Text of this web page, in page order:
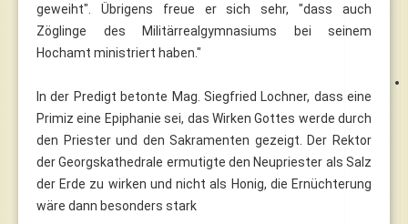
geweiht". Übrigens freue er sich sehr, "dass auch
Zöglinge des Militärrealgymnasiums bei seinem
Hochamt ministriert haben."
In der Predigt betonte Mag. Siegfried Lochner, dass eine
Primiz eine Epiphanie sei, das Wirken Gottes werde durch
den Priester und den Sakramenten gezeigt. Der Rektor
der Georgskathedrale ermutigte den Neupriester als Salz
der Erde zu wirken und nicht als Honig, die Ernüchterung
wäre dann besonders stark